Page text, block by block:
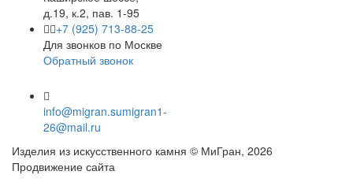
д.19, к.2, пав. 1-95
+7 (925) 713-88-25
Для звонков по Москве
Обратный звонок
info@migran.sumigran1-
26@mail.ru
Изделия из искусственного камня © МиГран, 2026
Продвижение сайта